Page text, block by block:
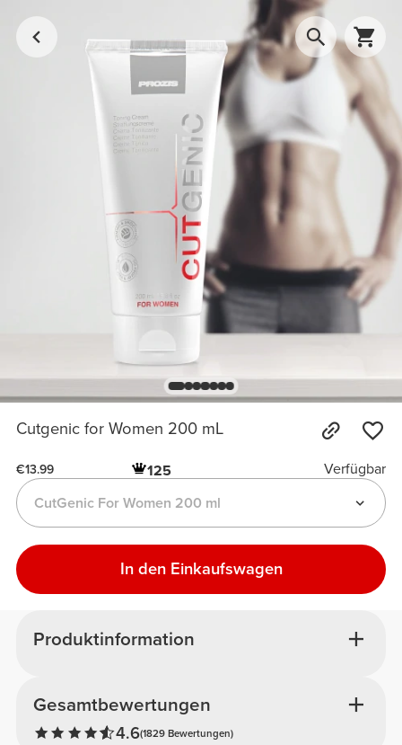
Cutgenic for Women 200 mL
€13.99 125
Verfügbar
CutGenic For Women 200 ml
In den Einkaufswagen
Produktinformation
Gesamtbewertungen
4.6(1829 Bewertungen)